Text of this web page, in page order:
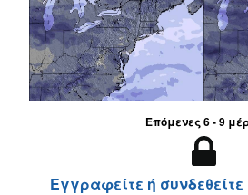
Επόμενες 6 - 9
Εγγραφείτε ή